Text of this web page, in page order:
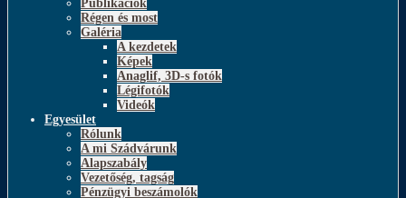
Publikációk
Régen és most
Galéria
A kezdetek
Képek
Anaglif, 3D-s fotók
Légifotók
Videók
Egyesület
Rólunk
A mi Szádvárunk
Alapszabály
Vezetőség, tagság
Pénzügyi beszámolók